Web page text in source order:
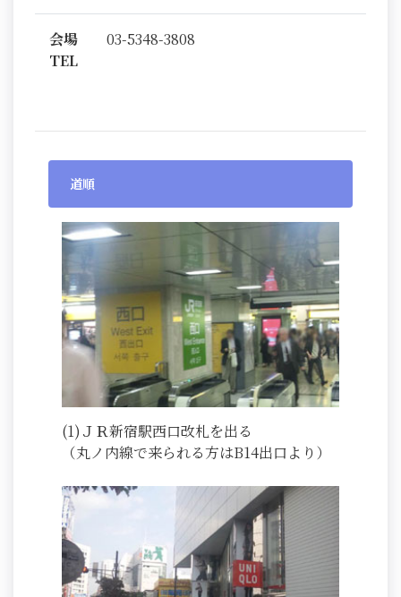
会場
TEL
03-5348-3808
道順
(1)ＪＲ新宿駅西口改札を出る
（丸ノ内線で来られる方はB14出口より）